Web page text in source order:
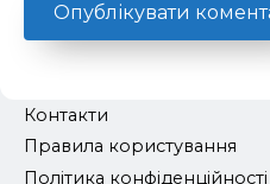
Контакти
Правила користування
Політика конфіденційності